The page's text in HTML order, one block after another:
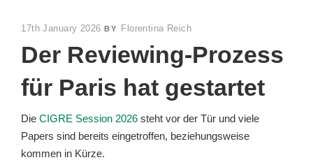
POSTED
17th January 2026 BY Florentina Reich
Der Reviewing-Prozess
für Paris hat gestartet
DieCIGRE Session 2026 steht vor der Tür und viele
Papers sind bereits eingetroffen, beziehungsweise
kommen in Kürze.